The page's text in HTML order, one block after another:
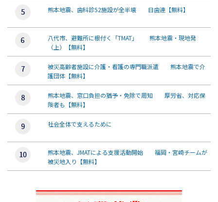
熊本地震、歯科診52施設が全半壊 日歯連【無料】
八代市、避難所に根付く「TMAT」 熊本地震・現地発
（上）【無料】
被災高齢者施設に介護・看護の専門職派遣 熊本地震で介
護団体【無料】
熊本地震、窓口負担の猶予・免除で周知 厚労省、対応保
険者も【無料】
社会全体で支えるために
熊本地震、JMATによる支援活動開始 福岡・宮崎チームが
被災地入り【無料】